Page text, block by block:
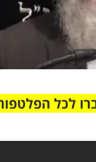
לכל